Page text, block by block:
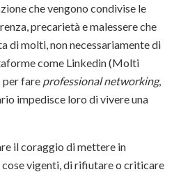
che vengono condivise le
precarietà e malessere che
di molti, non necessariamente di
come Linkedin (Molti
per fare professional networking,
impedisce loro di vivere una
il coraggio di mettere in
cose vigenti, di rifiutare o criticare